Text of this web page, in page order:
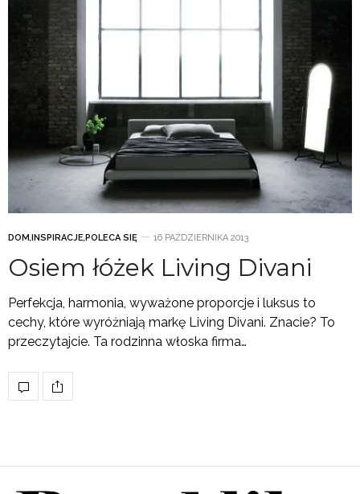
DOM, INSPIRACJE,POLECA SIĘ 16 PAŹDZIERNIKA 2013
Osiem łóżek Living Divani
Perfekcja, harmonia, wyważone proporcje i luksus to
cechy, które wyróżniają markę Living Divani. Znacie? To
przeczytajcie. Ta rodzinna włoska firma…